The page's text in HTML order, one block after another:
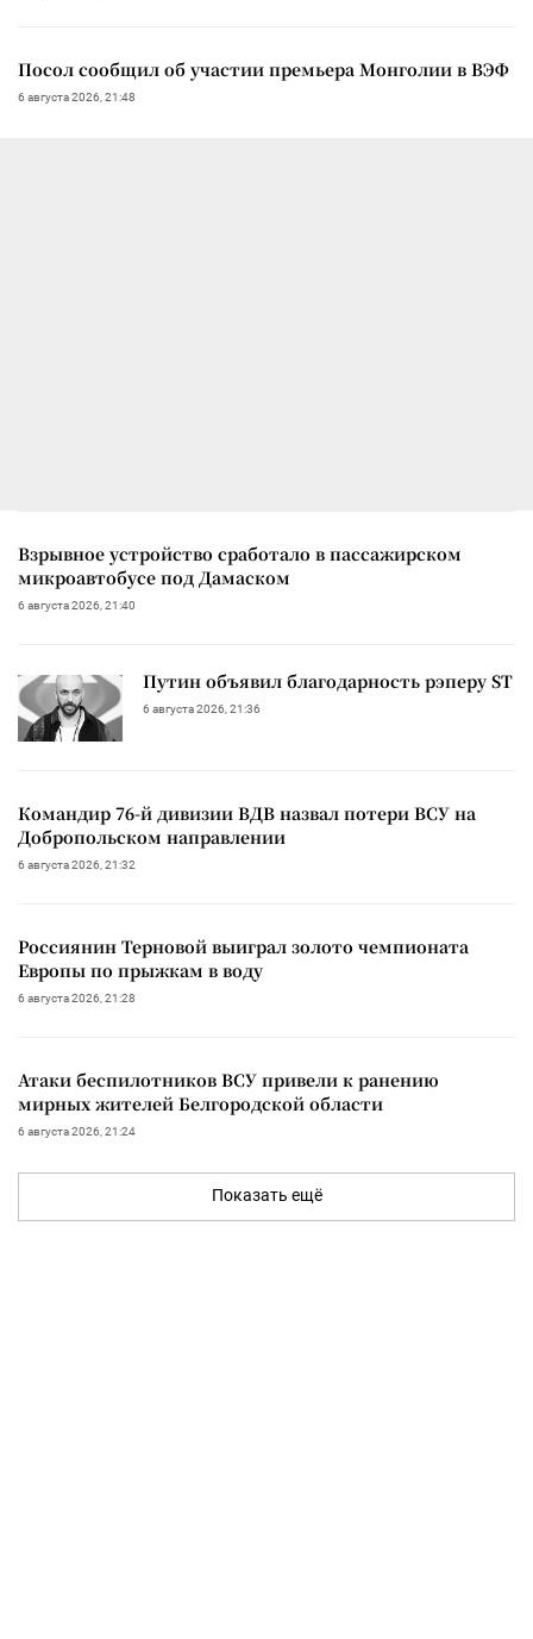
Посол сообщил об участии премьера Монголии в ВЭФ
6 августа 2026, 21:48
Взрывное устройство сработало в пассажирском
микроавтобусе под Дамаском
6 августа 2026, 21:40
Путин объявил благодарность рэперу ST
6 августа 2026, 21:36
Командир 76-й дивизии ВДВ назвал потери ВСУ на
Добропольском направлении
6 августа 2026, 21:32
Россиянин Терновой выиграл золото чемпионата
Европы по прыжкам в воду
6 августа 2026, 21:28
Атаки беспилотников ВСУ привели к ранению
мирных жителей Белгородской области
6 августа 2026, 21:24
Показать ещё